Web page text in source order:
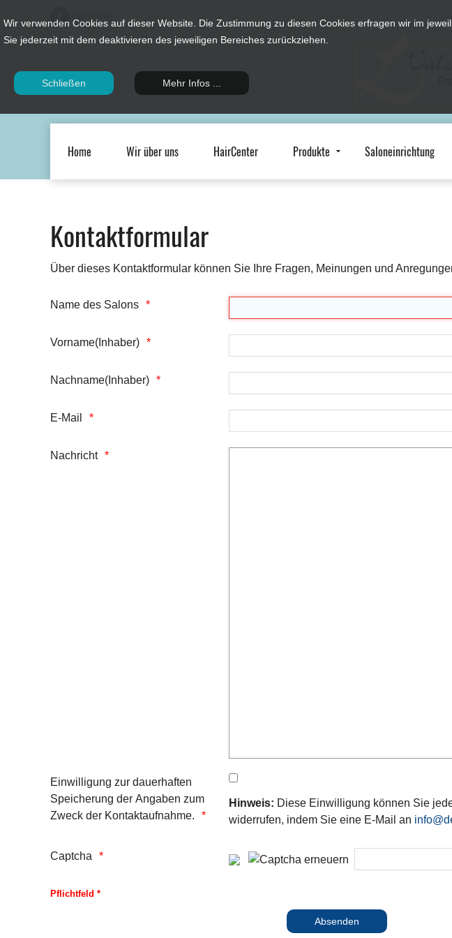
Wir verwenden Cookies auf dieser Website. Die Zustimmung zu diesen Cookies erfragen wir im
Sie jederzeit mit dem deaktivieren des jeweiligen Bereiches zurückziehen.
Schließen Mehr Infos ...
Home Wir über uns HairCenter Produkte Saloneinrichtung
Kontaktformular
Über dieses Kontaktformular können Sie Ihre Fragen, Meinungen und
Name des Salons
Vorname(Inhaber)
Nachname(Inhaber)
E-Mail
Nachricht
Einwilligung zur dauerhaften
Speicherung der Angaben zum
Zweck der Kontaktaufnahme.
Hinweis: Diese Einwilligung können Sie
widerrufen, indem Sie eine E-Mail an
Captcha
Pflichtfeld *